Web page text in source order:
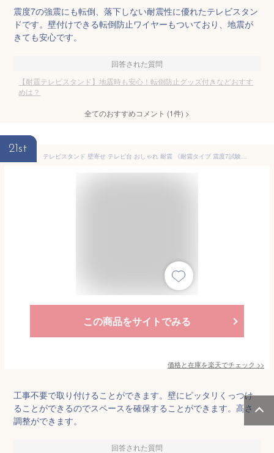
震度7の強震にも転倒、落下しない耐震性に優れたテレビスタン
ドです。壁付けできる転倒防止ワイヤーもついており、地震が
きても安心です。
回答された質問
【耐震テレビスタンド】地震時も安心！転倒防止グッズ付きなどおすす
めは？
全てのおすすめコメント (1件) >
21st
テレビスタンド 壁寄せ テレビ台 おしゃれ 耐震 《耐震タイプ 震度7試験クリア》 壁寄せ ハイタイプ 棚付き スタンド 壁掛け風 60型 60V ハイ TV台 コンパクト スリム 省スペース 工事不要 北欧 高さ調整 木目 白 一人暮らし 71792
この商品をサイトでみる
価格と在庫を楽天でチェック >>
工事不要で取り付けることができます。壁にピッタリくっつけ
ることができるのでスペースを確保することができます。高さ
調整ができます。
回答された質問